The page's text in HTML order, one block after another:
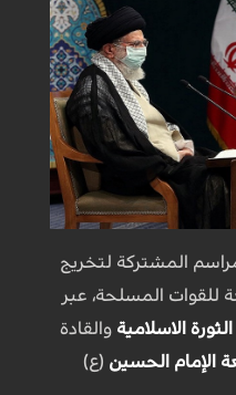
المشتركة لتخريج
للقوات المسلحة، عبر
الاسلامية والقادة
الإمام الحسين (ع)